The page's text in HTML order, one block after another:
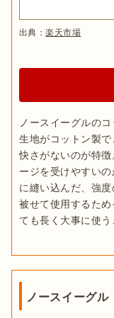
出典：楽天市場
ノースイーグルの
生地がコットン製
快さがないのが特
ージを受けやすい
に縫い込んだ、強
被せて使用するた
ても長く大事に使
ノースイーグ